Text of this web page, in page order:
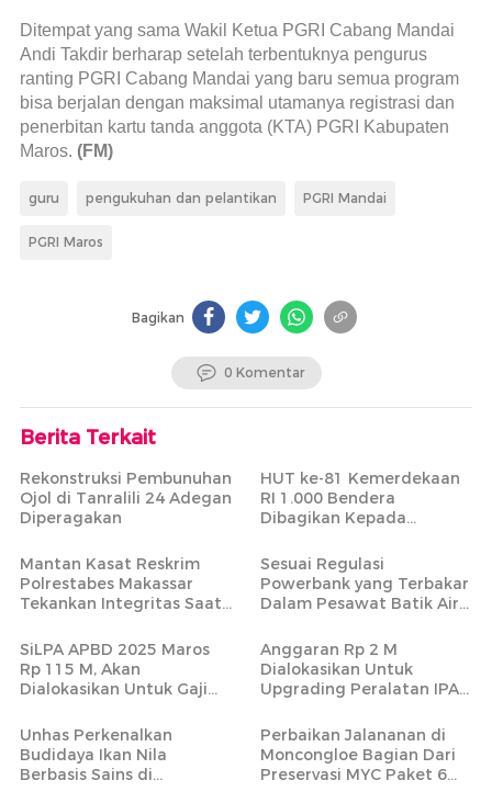
Ditempat yang sama Wakil Ketua PGRI Cabang Mandai
Andi Takdir berharap setelah terbentuknya pengurus
ranting PGRI Cabang Mandai yang baru semua program
bisa berjalan dengan maksimal utamanya registrasi dan
penerbitan kartu tanda anggota (KTA) PGRI Kabupaten
Maros. (FM)
guru pengukuhan dan pelantikan PGRI Mandai
PGRI Maros
Bagikan
0 Komentar
Berita Terkait
Rekonstruksi Pembunuhan
Ojol di Tanralili 24 Adegan
Diperagakan
HUT ke-81 Kemerdekaan
RI 1.000 Bendera
Dibagikan Kepada
Mantan Kasat Reskrim
Polrestabes Makassar
Tekankan Integritas Saat
Mapolres Maros
Sesuai Regulasi
Powerbank yang Terbakar
Dalam Pesawat Batik Air
Bisa Dibawa
SiLPA APBD 2025 Maros
Rp 115 M, Akan
Dialokasikan Untuk Gaji
Anggaran Rp 2 M
Dialokasikan Untuk
Upgrading Peralatan IPA
Unhas Perkenalkan
Budidaya Ikan Nila
Berbasis Sains di
Perbaikan Jalananan di
Moncongloe Bagian Dari
Preservasi MYC Paket 6